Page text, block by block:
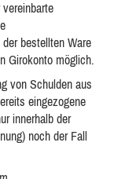
bestellten Ware
Girokonto möglich.
von Schulden aus
eingezogene
innerhalb der
noch der Fall